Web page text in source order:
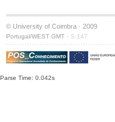
© University of Coimbra · 2009
Portugal/WEST GMT · S:147
Parse Time: 0.042s